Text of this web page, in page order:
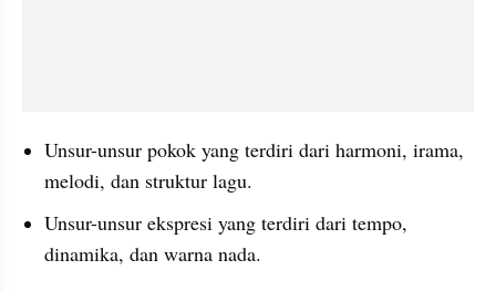
Unsur-unsur pokok yang terdiri dari harmoni, irama,
melodi, dan struktur lagu.
Unsur-unsur ekspresi yang terdiri dari tempo,
dinamika, dan warna nada.